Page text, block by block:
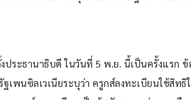
ประธานาธิบดี ในวันที่ 5 พ.ย. นี้เป็นครั้งแรก
เพนซิลเวเนียระบุว่า ครูกส์ลงทะเบียนใช้สิทธิ